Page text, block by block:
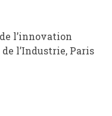
l’innovation
de l’Industrie, Paris